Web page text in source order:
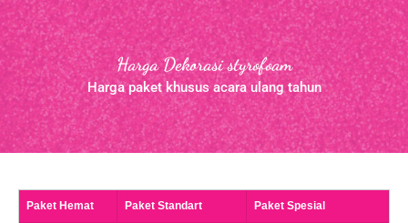
Harga Dekorasi styrofoam
Harga paket khusus acara ulang tahun
Paket Hemat Paket Standart Paket Spesial